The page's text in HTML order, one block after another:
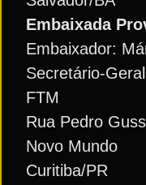
Embaixada
Embaixador:
Secretário-
FTM
Rua Pedro
Novo Mundo
Curitiba/PR